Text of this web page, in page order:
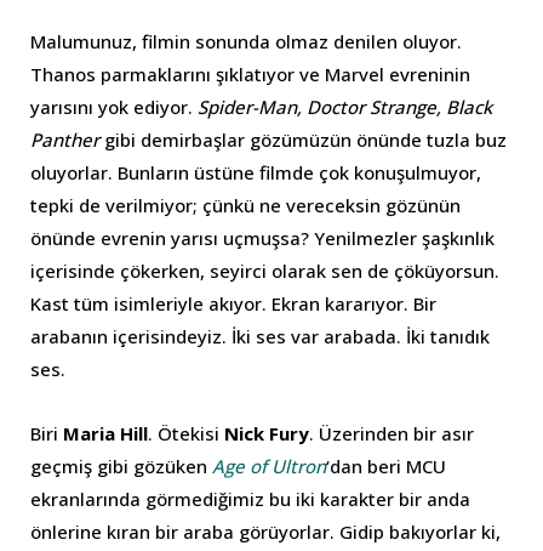
Malumunuz, filmin sonunda olmaz denilen oluyor.
Thanos parmaklarını şıklatıyor ve Marvel evreninin
yarısını yok ediyor. Spider-Man, Doctor Strange, Black
Panthergibi demirbaşlar gözümüzün önünde tuzla buz
oluyorlar. Bunların üstüne filmde çok konuşulmuyor,
tepki de verilmiyor; çünkü ne vereceksin gözünün
önünde evrenin yarısı uçmuşsa? Yenilmezler şaşkınlık
içerisinde çökerken, seyirci olarak sen de çöküyorsun.
Kast tüm isimleriyle akıyor. Ekran kararıyor. Bir
arabanın içerisindeyiz. İki ses var arabada. İki tanıdık
ses.
Biri Maria Hill. Ötekisi Nick Fury. Üzerinden bir asır
geçmiş gibi gözüken Age of Ultron‘dan beri MCU
ekranlarında görmediğimiz bu iki karakter bir anda
önlerine kıran bir araba görüyorlar. Gidip bakıyorlar ki,